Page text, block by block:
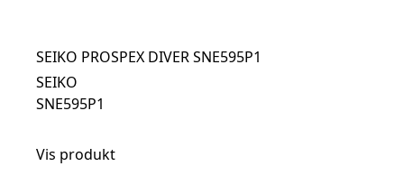
SEIKO PROSPEX DIVER SNE595P1
SEIKO
SNE595P1
Vis produkt